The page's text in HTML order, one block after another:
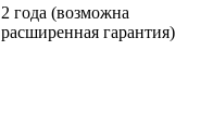
2 года (возможна
расширенная гарантия)